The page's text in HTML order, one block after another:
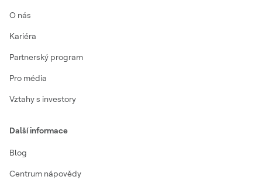
O nás
Kariéra
Partnerský program
Pro média
Vztahy s investory
Další informace
Blog
Centrum nápovědy